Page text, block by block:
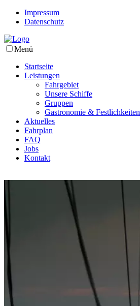
Impressum
Datenschutz
Menü
Startseite
Leistungen
Fahrgebiet
Unsere Schiffe
Gruppen
Gastronomie & Festlichkeiten
Aktuelles
Fahrplan
FAQ
Jobs
Kontakt